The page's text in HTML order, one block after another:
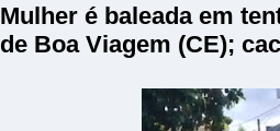
Mulher é baleada em
de Boa Viagem (CE);